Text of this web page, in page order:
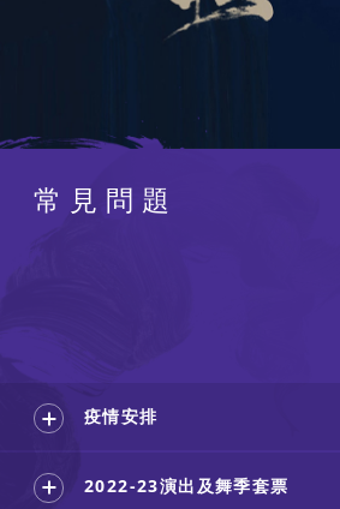
常見問題
疫情安排
2022-23演出及舞季套票